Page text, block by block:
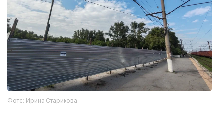
Фото: Ирина Старикова